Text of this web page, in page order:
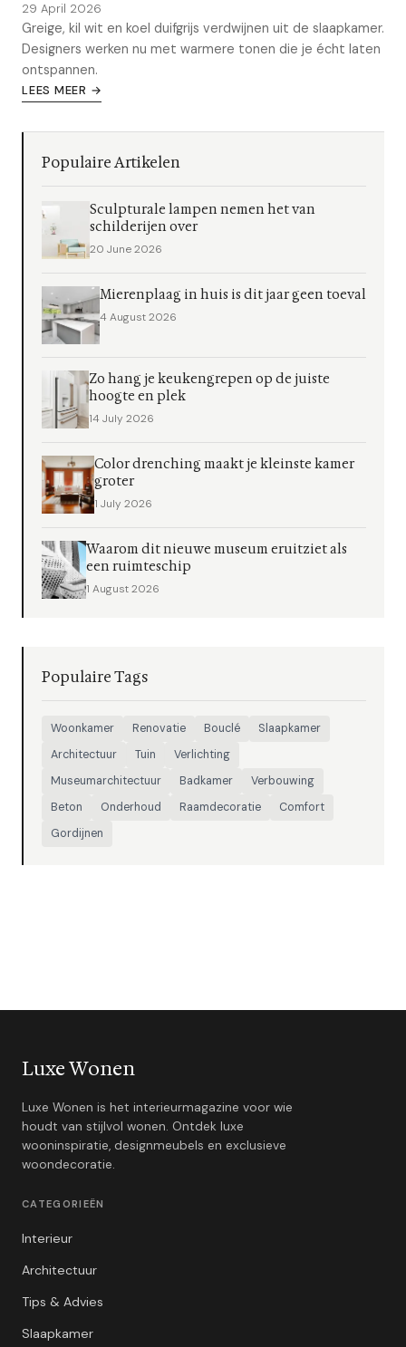
29 April 2026
Greige, kil wit en koel duifgrijs verdwijnen uit de slaapkamer.
Designers werken nu met warmere tonen die je écht laten
ontspannen.
LEES MEER →
Populaire Artikelen
Sculpturale lampen nemen het van
schilderijen over
20 June 2026
Mierenplaag in huis is dit jaar geen toeval
4 August 2026
Zo hang je keukengrepen op de juiste
hoogte en plek
14 July 2026
Color drenching maakt je kleinste kamer
groter
1 July 2026
Waarom dit nieuwe museum eruitziet als
een ruimteschip
1 August 2026
Populaire Tags
Woonkamer Renovatie Bouclé
Slaapkamer
Architectuur
Tuin
Verlichting
Museumarchitectuur
Badkamer
Verbouwing
Beton
Onderhoud Raamdecoratie
Comfort
Gordijnen
Luxe Wonen
Luxe Wonen is het interieurmagazine voor wie
houdt van stijlvol wonen. Ontdek luxe
wooninspiratie, designmeubels en exclusieve
woondecoratie.
CATEGORIEËN
Interieur
Architectuur
Tips & Advies
Slaapkamer